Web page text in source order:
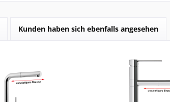
Kunden haben sich ebenfalls angesehen